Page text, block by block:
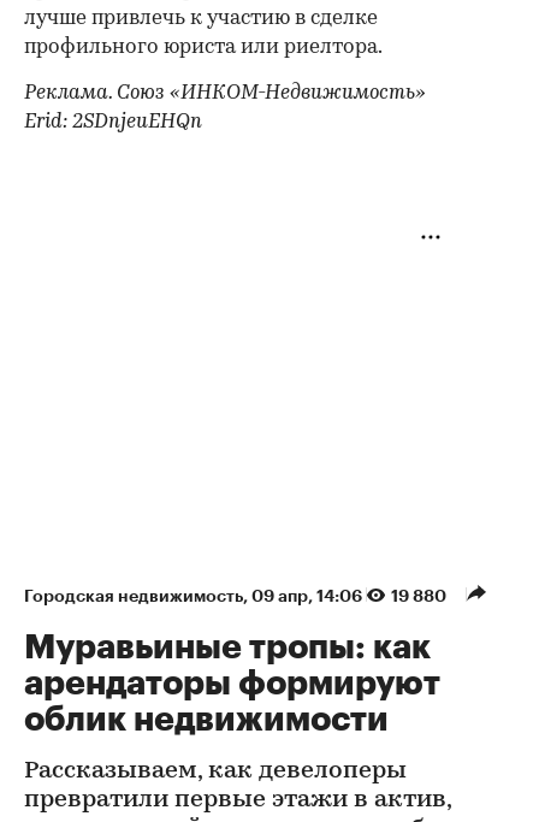
лучше привлечь к участию в сделке
профильного юриста или риелтора.
Реклама. Союз «ИНКОМ-Недвижимость»
Erid: 2SDnjeuEHQn
Городская недвижимость 09 апр, 14:06 19 880
Муравьиные тропы: как
арендаторы формируют
облик недвижимости
Рассказываем, как девелоперы
превратили первые этажи в актив,